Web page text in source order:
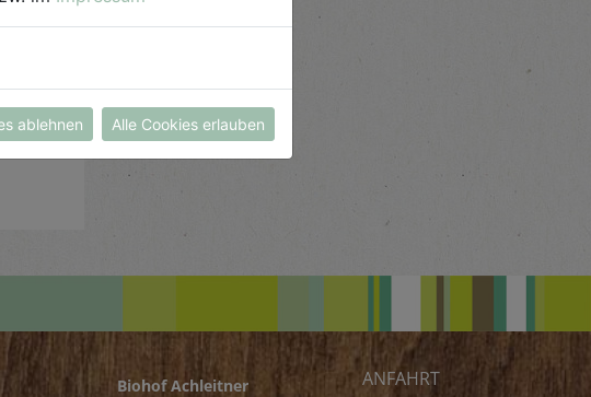
Biohof Achleitner
ANFAHRT
ablehnen Alle Cookies erlauben